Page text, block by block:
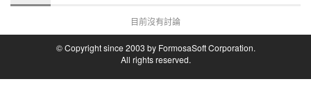
目前沒有討論
© Copyright since 2003 by FormosaSoft Corporation.
All rights reserved.